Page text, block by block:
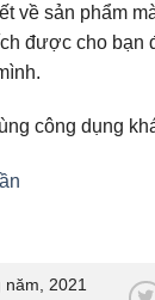
về sản phẩm
được cho bạn
công dụng
2021